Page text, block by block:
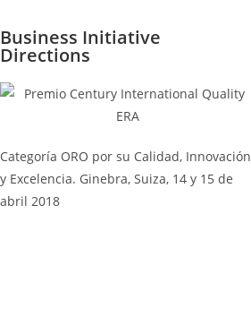
Business Initiative
Directions
Categoría ORO por su Calidad, Innovación
y Excelencia. Ginebra, Suiza, 14 y 15 de
abril 2018